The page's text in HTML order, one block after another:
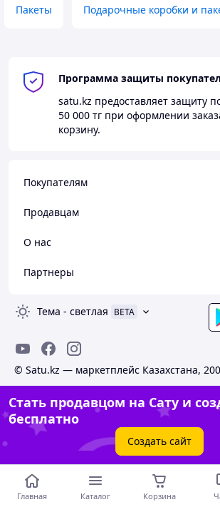
Пакеты Подарочные коробки и
Программа защиты
satu.kz предоставляет защиту
50 000 тг при оформлении
корзину.
Покупателям
Продавцам
О нас
Партнеры
Тема - светлая BETA
© Satu.kz — маркетплейс Казахстана,
Стать продавцом на Сату и
бесплатно
Создать сайт
Главная Каталог Корзина